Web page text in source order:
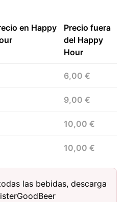
en Happy
Precio fuera
del Happy
Hour
6,00 €
9,00 €
10,00 €
10,00 €
las bebidas, descarga